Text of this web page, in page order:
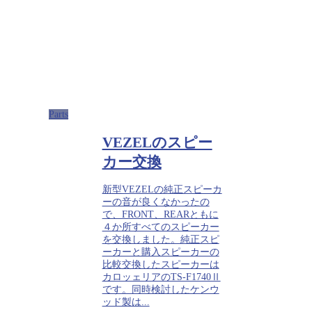
Parts
VEZELのスピー
カー交換
新型VEZELの純正スピーカ
ーの音が良くなかったの
で、FRONT、REARともに
４か所すべてのスピーカー
を交換しました。純正スピ
ーカーと購入スピーカーの
比較交換したスピーカーは
カロッェリアのTS-F1740Ⅱ
です。同時検討したケンウ
ッド製は...